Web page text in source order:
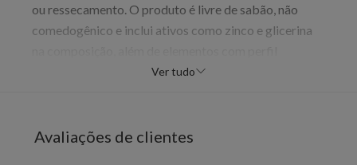
ou ressecamento. O produto é livre de sabão, não
comedogênico e inclui ativos como zinco e glicerina
calmante e adstringente. É uma opção para uso diário
Benefícios
Ver tudo
Avaliações de clientes